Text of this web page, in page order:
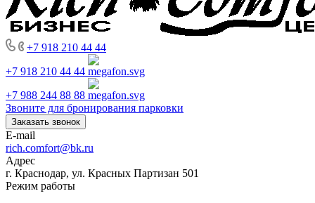
+7 918 210 44 44
+7 918 210 44 44
+7 988 244 88 88
Звоните для бронирования парковки
Заказать звонок
E-mail
rich.comfort@bk.ru
Адрес
г. Краснодар, ул. Красных Партизан 501
Режим работы